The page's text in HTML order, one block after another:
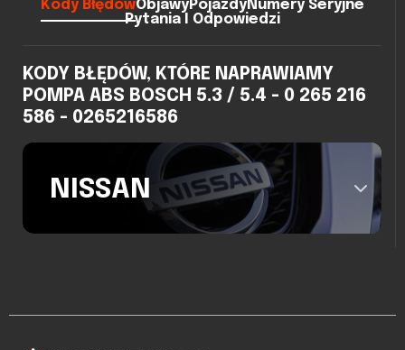
Kody BłędówObjawyPojazdyNumery Seryjne
Pytania I Odpowiedzi
KODY BŁĘDÓW, KTÓRE NAPRAWIAMY
POMPA ABS BOSCH 5.3 / 5.4 - 0 265 216
586 - 0265216586
NISSAN